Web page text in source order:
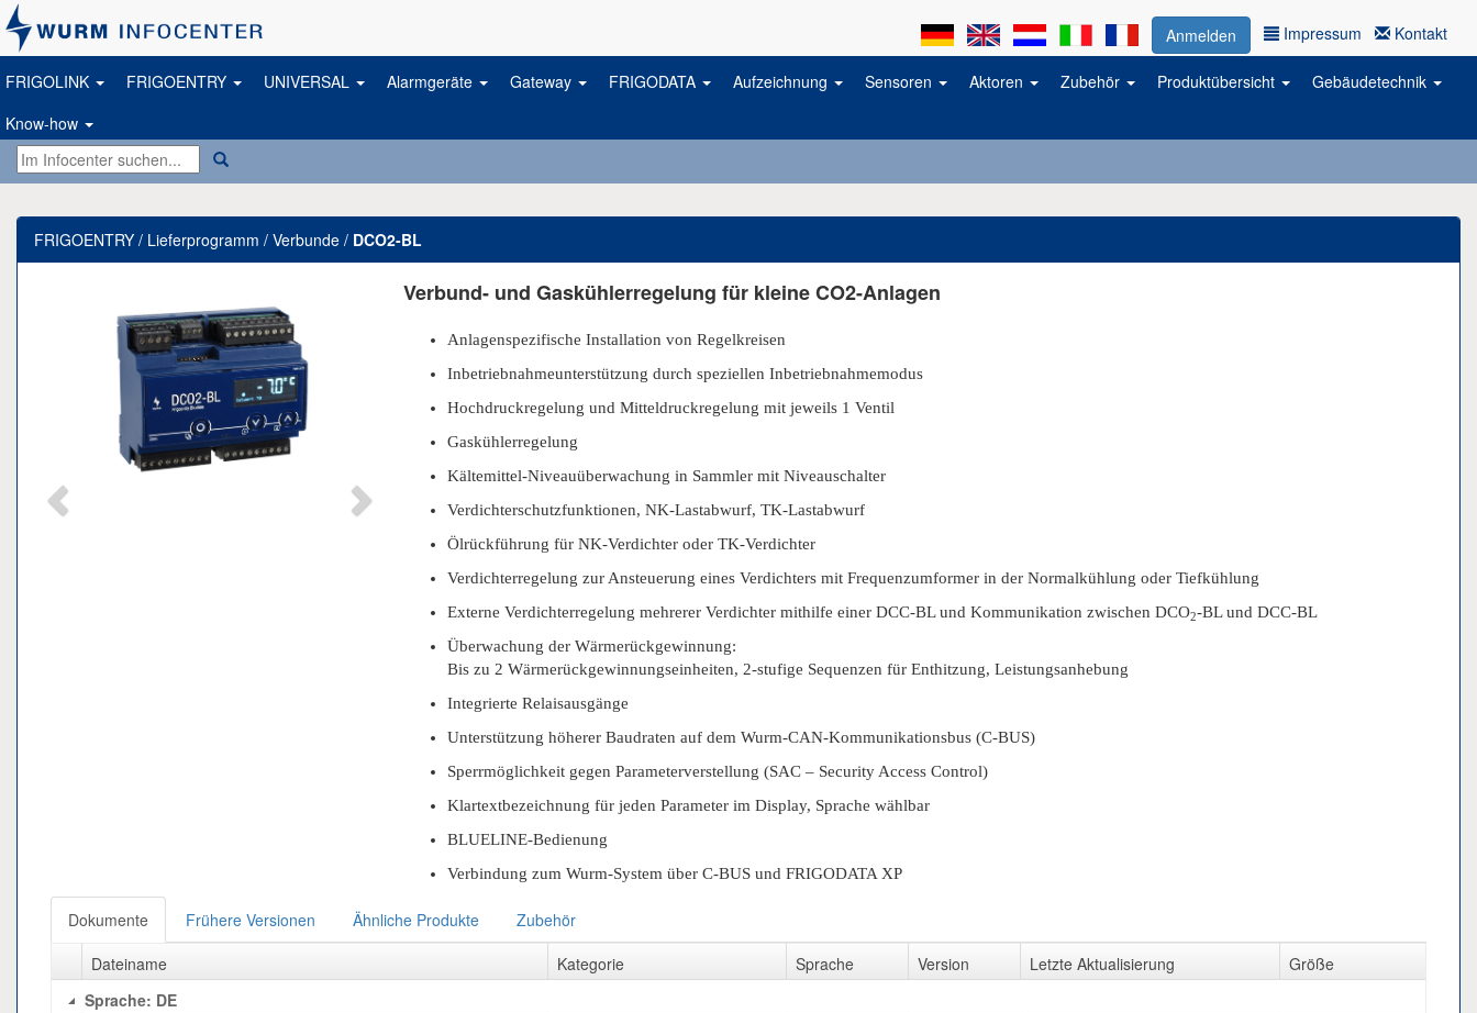
Anmelden Impressum Kontakt
FRIGOLINK FRIGOENTRY UNIVERSAL Alarmgeräte Gateway FRIGODATA Aufzeichnung Sensoren Aktoren Zubehör Produktübersicht
Gebäudetechnik
Know-how
FRIGOENTRY / Lieferprogramm / Verbunde / DCO2-BL
NextVerbund- und Gaskühlerregelung für kleine CO2-Anlagen
Anlagenspezifische Installation von Regelkreisen
Inbetriebnahmeunterstützung durch speziellen Inbetriebnahmemodus
Hochdruckregelung und Mitteldruckregelung mit jeweils 1 Ventil
Gaskühlerregelung
Kältemittel-Niveauüberwachung in Sammler mit Niveauschalter
Verdichterschutzfunktionen, NK-Lastabwurf, TK-Lastabwurf
Ölrückführung für NK-Verdichter oder TK-Verdichter
Verdichterregelung zur Ansteuerung eines Verdichters mit Frequenzumformer in der Normalkühlung oder Tiefkühlung
Externe Verdichterregelung mehrerer Verdichter mithilfe einer DCC-BL und Kommunikation zwischen DCO2-BL und DCC-BL
Überwachung der Wärmerückgewinnung:
Bis zu 2 Wärmerückgewinnungseinheiten, 2-stufige Sequenzen für Enthitzung, Leistungsanhebung
Integrierte Relaisausgänge
Unterstützung höherer Baudraten auf dem Wurm-CAN-Kommunikationsbus (C-BUS)
Sperrmöglichkeit gegen Parameterverstellung (SAC – Security Access Control)
Klartextbezeichnung für jeden Parameter im Display, Sprache wählbar
BLUELINE-Bedienung
Verbindung zum Wurm-System über C-BUS und FRIGODATA XP
Dokumente Frühere Versionen Ähnliche Produkte
Zubehör
Dateiname
Kategorie Sprache Version Letzte Aktualisierung
Größe
Sprache: DE